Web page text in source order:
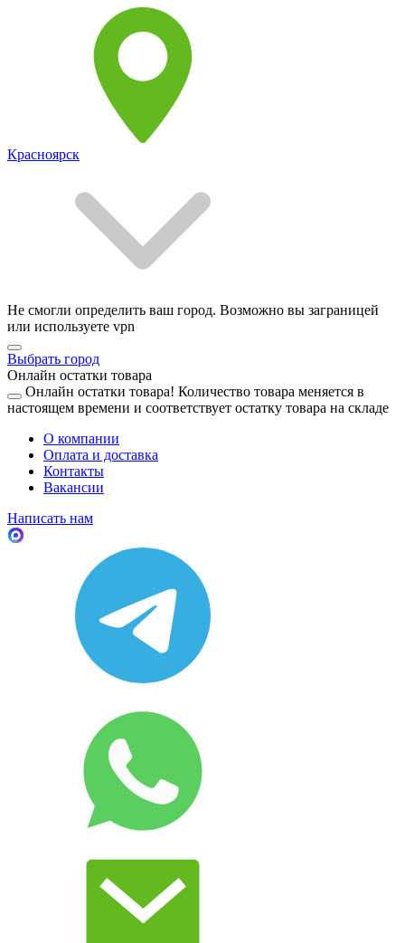
Красноярск
Не смогли определить ваш город. Возможно вы заграницей
или используете vpn
Выбрать город
Онлайн остатки товара
Онлайн остатки товара! Количество товара меняется в
настоящем времени и соответствует остатку товара на складе
О компании
Оплата и доставка
Контакты
Вакансии
Написать нам